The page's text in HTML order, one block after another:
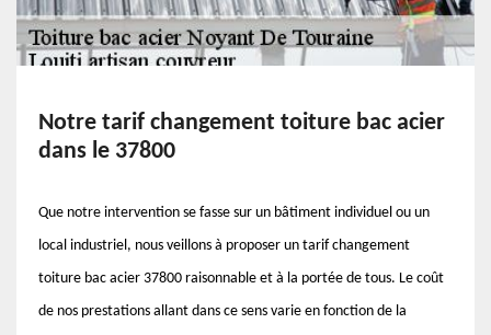
Notre tarif changement toiture bac acier
dans le 37800
Que notre intervention se fasse sur un bâtiment individuel ou un
local industriel, nous veillons à proposer un tarif changement
toiture bac acier 37800 raisonnable et à la portée de tous. Le coût
de nos prestations allant dans ce sens varie en fonction de la